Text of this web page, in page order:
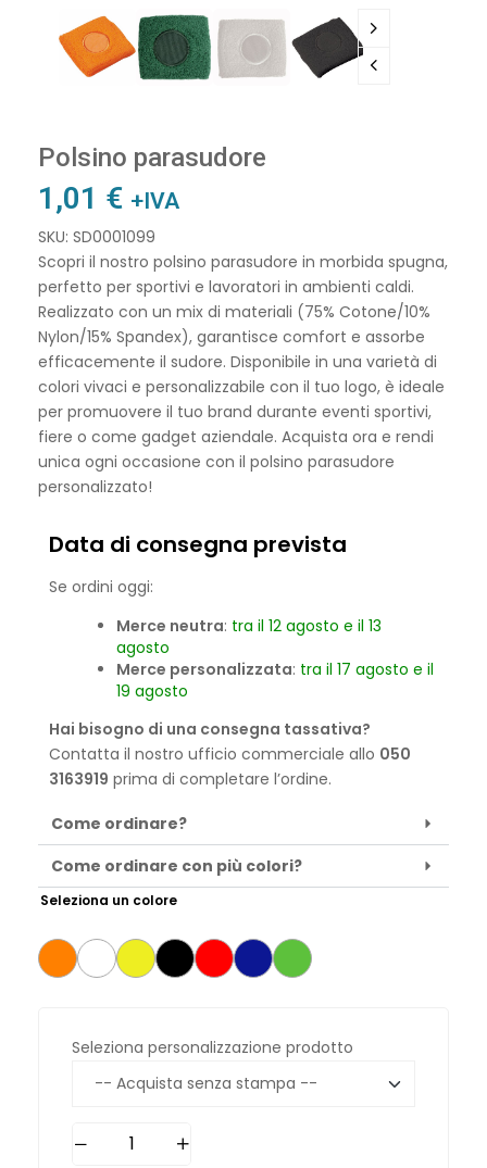
Polsino parasudore
1,01 € +IVA
SKU: SD0001099
Scopri il nostro polsino parasudore in morbida spugna,
perfetto per sportivi e lavoratori in ambienti caldi.
Realizzato con un mix di materiali (75% Cotone/10%
Nylon/15% Spandex), garantisce comfort e assorbe
efficacemente il sudore. Disponibile in una varietà di
colori vivaci e personalizzabile con il tuo logo, è ideale
per promuovere il tuo brand durante eventi sportivi,
fiere o come gadget aziendale. Acquista ora e rendi
unica ogni occasione con il polsino parasudore
personalizzato!
Data di consegna prevista
Se ordini oggi:
Merce neutra: tra il 12 agosto e il 13
agosto
Merce personalizzata: tra il 17 agosto e il
19 agosto
Hai bisogno di una consegna tassativa?
Contatta il nostro ufficio commerciale allo 050
3163919 prima di completare l’ordine.
Come ordinare?
Come ordinare con più colori?
Seleziona un colore
Seleziona personalizzazione prodotto